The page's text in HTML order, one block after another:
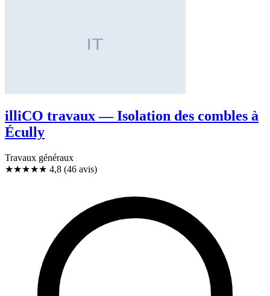
illiCO travaux — Isolation des combles à
Écully
Travaux généraux
★★★★★ 4,8 (46 avis)